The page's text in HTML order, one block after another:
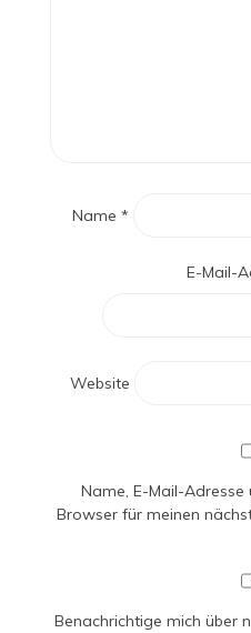
Name *
E-Mail-
Website
Name, E-Mail-
Browser für meinen
Benachrichtige mich über